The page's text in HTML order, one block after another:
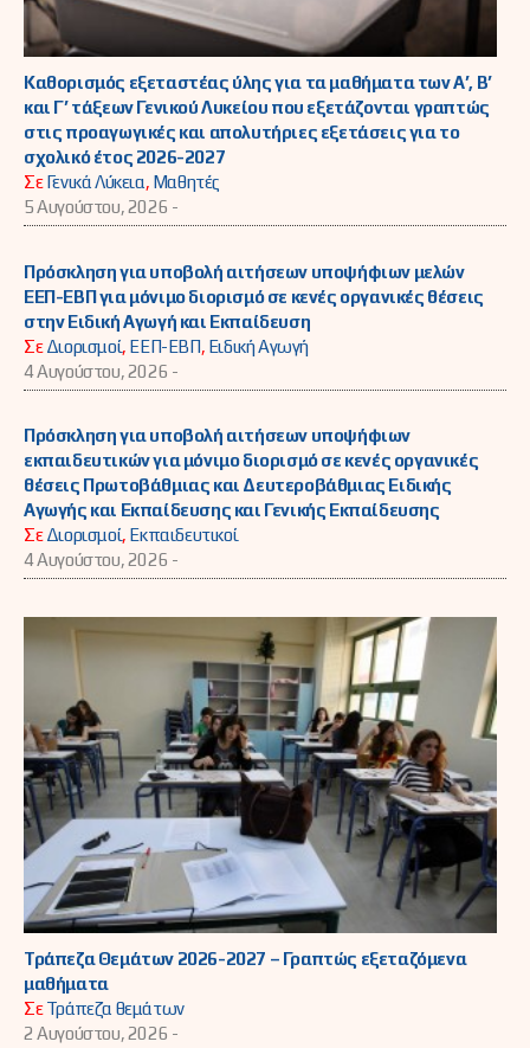
Καθορισμός εξεταστέας ύλης για τα μαθήματα των Α’, Β’
και Γ’ τάξεων Γενικού Λυκείου που εξετάζονται γραπτώς
στις προαγωγικές και απολυτήριες εξετάσεις για το
σχολικό έτος 2026-2027
ΣεΓενικά Λύκεια, Μαθητές
5 Αυγούστου, 2026 -
Πρόσκληση για υποβολή αιτήσεων υποψήφιων μελών
ΕΕΠ-ΕΒΠ για μόνιμο διορισμό σε κενές οργανικές θέσεις
στην Ειδική Αγωγή και Εκπαίδευση
ΣεΔιορισμοί, ΕΕΠ-ΕΒΠ, Ειδική Αγωγή
4 Αυγούστου, 2026 -
Πρόσκληση για υποβολή αιτήσεων υποψήφιων
εκπαιδευτικών για μόνιμο διορισμό σε κενές οργανικές
θέσεις Πρωτοβάθμιας και Δευτεροβάθμιας Ειδικής
Αγωγής και Εκπαίδευσης και Γενικής Εκπαίδευσης
ΣεΔιορισμοί, Εκπαιδευτικοί
4 Αυγούστου, 2026 -
Τράπεζα Θεμάτων 2026-2027 – Γραπτώς εξεταζόμενα
μαθήματα
ΣεΤράπεζα θεμάτων
2 Αυγούστου, 2026 -